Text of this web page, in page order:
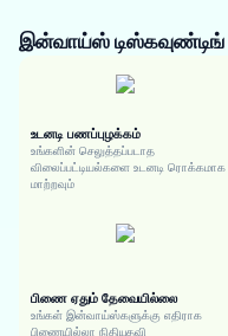
இன்வாய்ஸ் டிஸ்கவுண்டிங்
உடனடி பணப்புழக்கம்
உங்களின் செலுத்தப்படாத
விலைப்பட்டியல்களை உடனடி ரொக்கமாக
மாற்றவும்
பிணை ஏதும் தேவையில்லை
உங்கள் இன்வாய்ஸ்களுக்கு எதிராக
பிணையில்லா நிதியுதவி